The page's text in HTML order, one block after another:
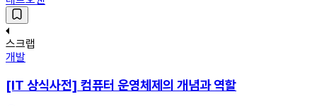
스크랩
개발
[IT 상식사전] 컴퓨터 운영체제의 개념과 역할